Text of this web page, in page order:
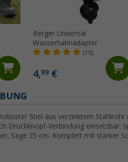
Berger Universal
Wasserhahnadapter
(10)
4,99 €
Stiel aus verzinktem
Druckknopf-Verbindung einsetzbar:
Säge 25 cm. Komplett mit starker